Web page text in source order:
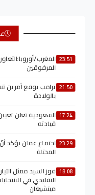
23:51 المغرب/
المرفوقين
21:50 ترامب يوقع أمرين
بالولادة
17:24 السعودية تعلن
قيادته
23:29 اجتماع عمان يؤكد
المحتلة
18:08 فوز السيد ممثل
التقليدي في
ميتشيغان